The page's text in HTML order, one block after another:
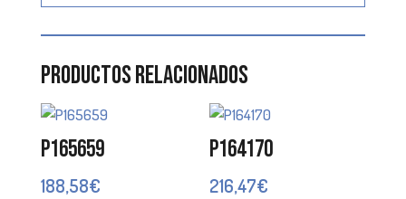
Productos relacionados
P165659
188,58€
P164170
216,47€